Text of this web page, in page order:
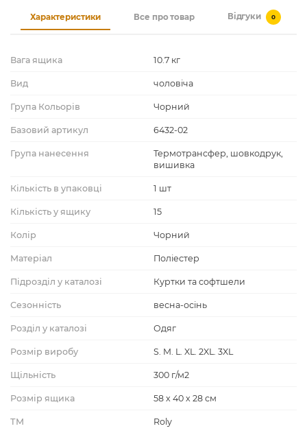
Характеристики Все про товар Відгуки 0
Вага ящика 10.7 кг
Вид чоловіча
Група Кольорів Чорний
Базовий артикул 6432-02
Група нанесення
Термотрансфер, шовкодрук,
вишивка
Кількість в упаковці 1 шт
Кількість у ящику 15
Колір Чорний
Матеріал Поліестер
Підрозділ у каталозі Куртки та софтшели
Сезонність весна-осінь
Розділ у каталозі Одяг
Розмір виробу S. M. L. XL. 2XL. 3XL
Щільність 300 г/м2
Розмір ящика 58 х 40 х 28 см
ТМ Roly